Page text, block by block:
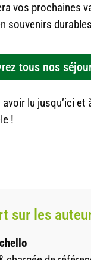
vos prochaines
souvenirs
tous nos
lu jusqu’ici et
!
sur les